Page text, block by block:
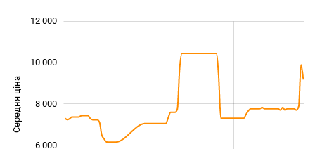
Середня ціна 10 000
6 000
8 000
10 000
12 000